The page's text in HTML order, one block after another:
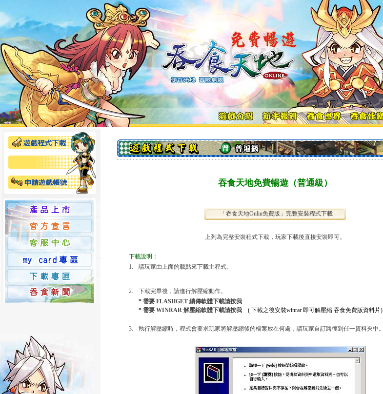
吞食天地免費暢遊（普通級）
「吞食天地Onlin免費版」完整安裝程式下載
上列為完整安裝程式下載，玩家下載後直接安裝即可。
下載說明：
1.
請玩家由上面的載點來下載主程式。
2.
下載完畢後，請進行解壓縮動作。
* 需要 FLASHGET 續傳軟體下載請按我
* 需要 WINRAR 解壓縮軟體下載請按我( 下載之後安裝winrar 即可解壓縮 吞食免費版資料片)
3. 執行解壓縮時，程式會要求玩家將解壓縮後的檔案放在何處，請玩家自訂路徑到任一資料夾中。